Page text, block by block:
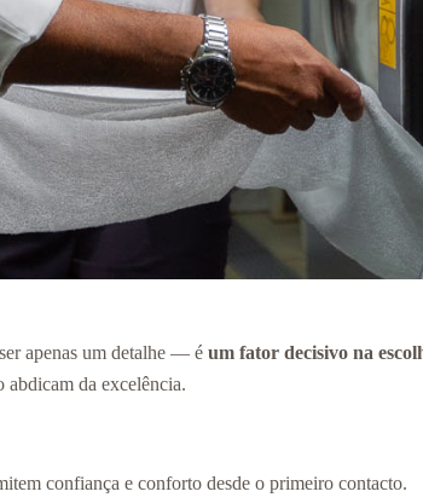
apenas um detalhe — é um fator decisivo na
abdicam da excelência.
confiança e conforto desde o primeiro contacto.